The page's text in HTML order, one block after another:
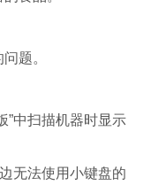
题。
”中扫描机器时显示
无法使用小键盘的